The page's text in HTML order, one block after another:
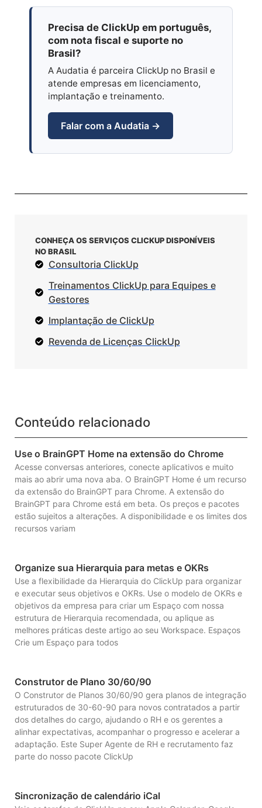
Precisa de ClickUp em português,
com nota fiscal e suporte no
Brasil?
A Audatia é parceira ClickUp no Brasil e
atende empresas em licenciamento,
implantação e treinamento.
Falar com a Audatia →
CONHEÇA OS SERVIÇOS CLICKUP DISPONÍVEIS
NO BRASIL
Consultoria ClickUp
Treinamentos ClickUp para Equipes e
Gestores
Implantação de ClickUp
Revenda de Licenças ClickUp
Conteúdo relacionado
Use o BrainGPT Home na extensão do Chrome
Acesse conversas anteriores, conecte aplicativos e muito
mais ao abrir uma nova aba. O BrainGPT Home é um recurso
da extensão do BrainGPT para Chrome. A extensão do
BrainGPT para Chrome está em beta. Os preços e pacotes
estão sujeitos a alterações. A disponibilidade e os limites dos
recursos variam
Organize sua Hierarquia para metas e OKRs
Use a flexibilidade da Hierarquia do ClickUp para organizar
e executar seus objetivos e OKRs. Use o modelo de OKRs e
objetivos da empresa para criar um Espaço com nossa
estrutura de Hierarquia recomendada, ou aplique as
melhores práticas deste artigo ao seu Workspace. Espaços
Crie um Espaço para todos
Construtor de Plano 30/60/90
O Construtor de Planos 30/60/90 gera planos de integração
estruturados de 30-60-90 para novos contratados a partir
dos detalhes do cargo, ajudando o RH e os gerentes a
alinhar expectativas, acompanhar o progresso e acelerar a
adaptação. Este Super Agente de RH e recrutamento faz
parte do nosso pacote ClickUp
Sincronização de calendário iCal